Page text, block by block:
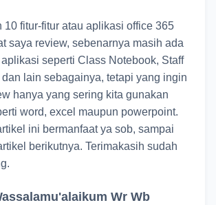
10 fitur-fitur atau aplikasi office 365
saya review, sebenarnya masih ada
seperti Class Notebook, Staff
dan lain sebagainya, tetapi yang ingin
hanya yang sering kita gunakan
word, excel maupun powerpoint.
ini bermanfaat ya sob, sampai
berikutnya. Terimakasih sudah
Wr Wb